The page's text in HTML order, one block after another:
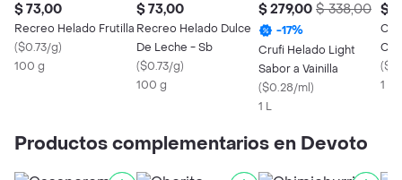
$ 73,00
Recreo Helado Frutilla
($0.73/g)
100 g
$ 73,00
Recreo Helado Dulce
De Leche - Sb
($0.73/g)
100 g
$ 279,00 $ 338,00
-17%
Crufi Helado Light
Sabor a Vainilla
($0.28/ml)
1 L
$
(
1 X
Productos complementarios en Devoto